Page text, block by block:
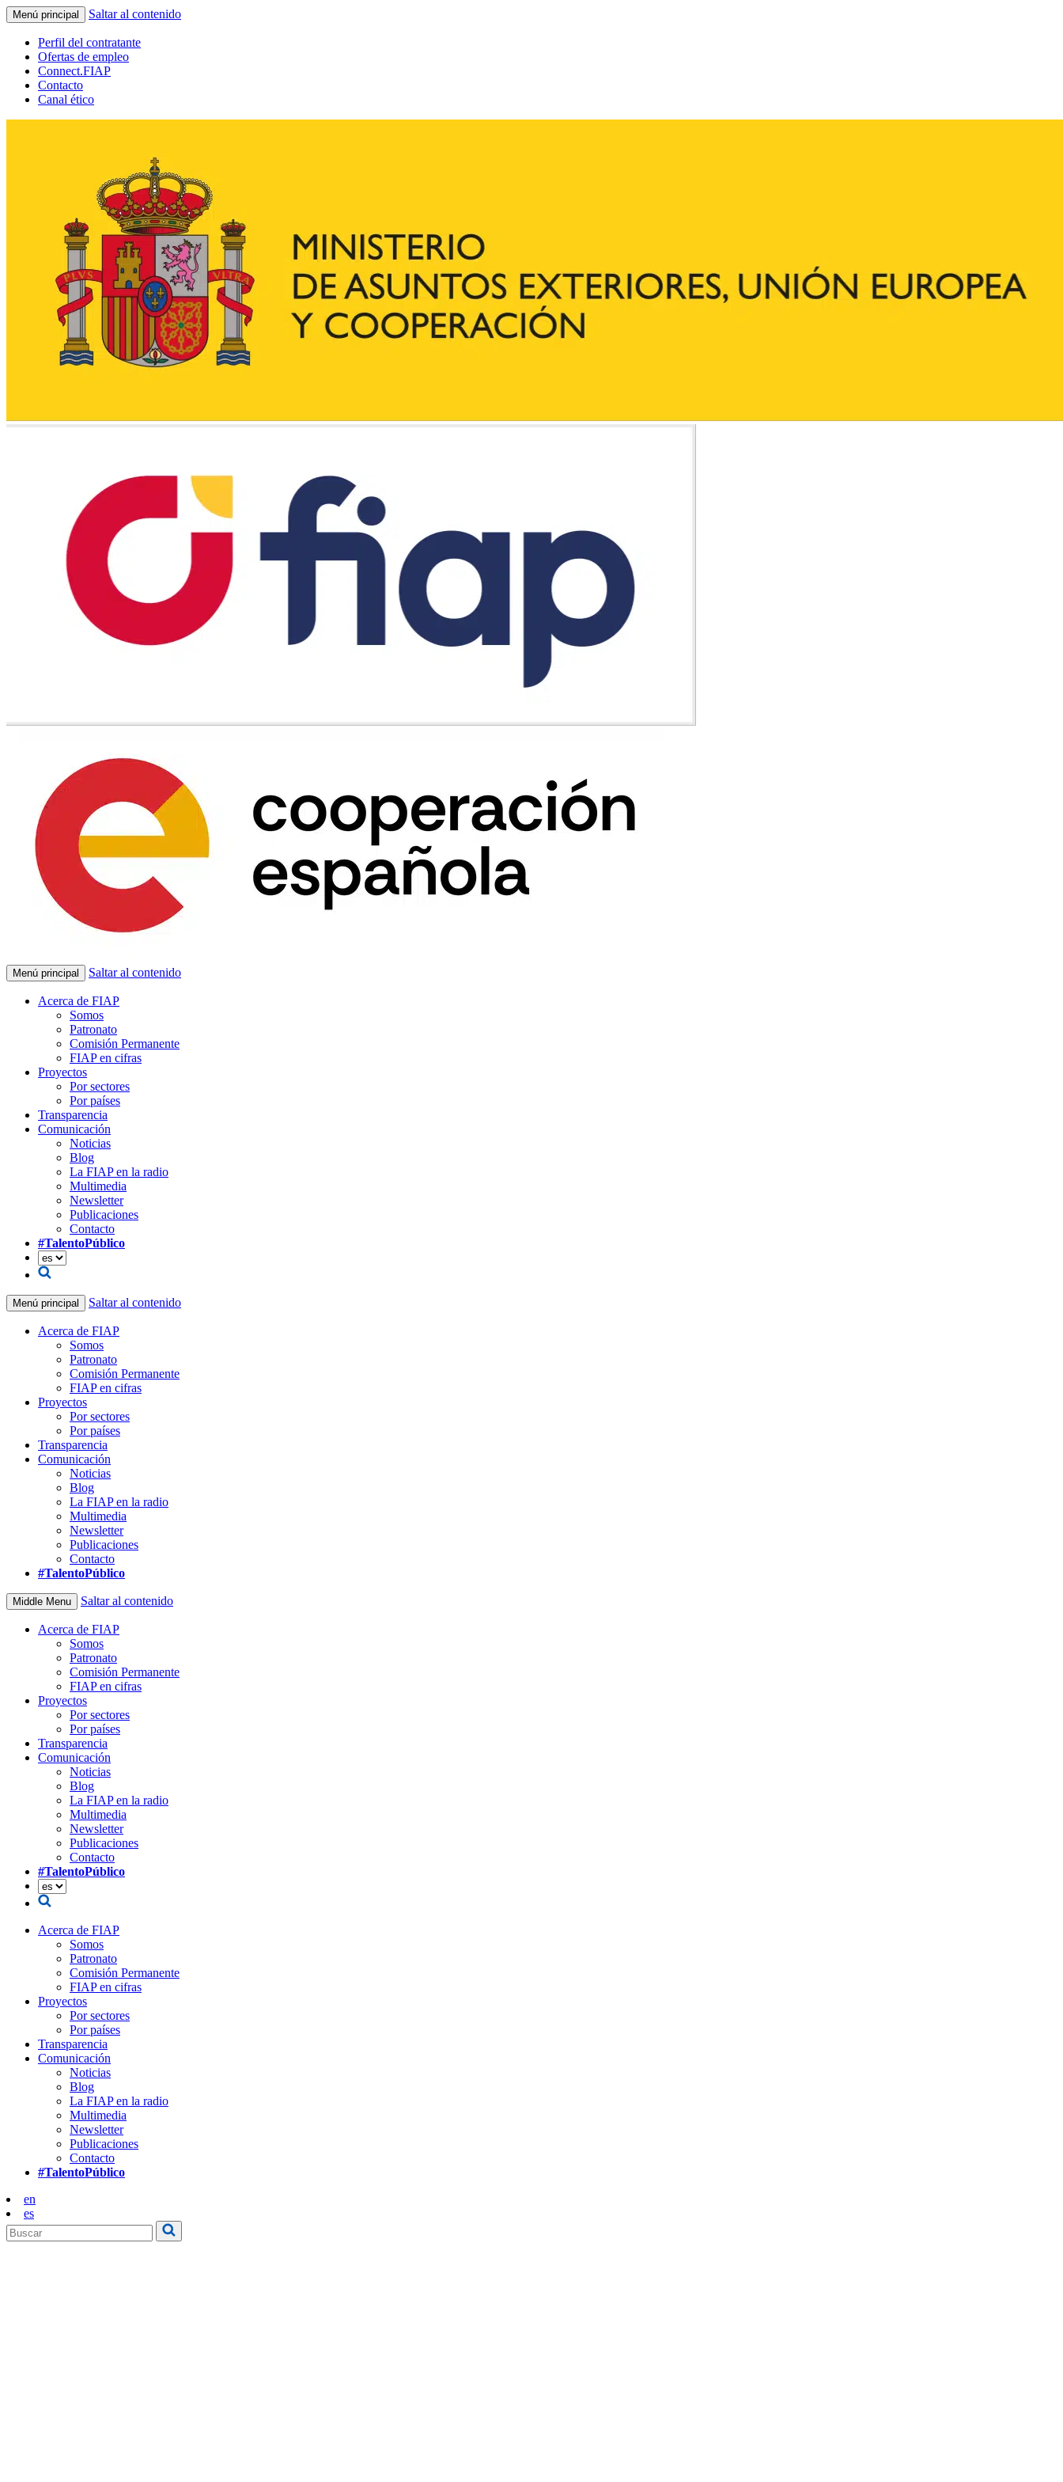
Menú principal Saltar al contenido
Perfil del contratante
Ofertas de empleo
Connect.FIAP
Contacto
Canal ético
Menú principal Saltar al contenido
Acerca de FIAP
Somos
Patronato
Comisión Permanente
FIAP en cifras
Proyectos
Por sectores
Por países
Transparencia
Comunicación
Noticias
Blog
La FIAP en la radio
Multimedia
Newsletter
Publicaciones
Contacto
#TalentoPúblico
Menú principal Saltar al contenido
Acerca de FIAP
Somos
Patronato
Comisión Permanente
FIAP en cifras
Proyectos
Por sectores
Por países
Transparencia
Comunicación
Noticias
Blog
La FIAP en la radio
Multimedia
Newsletter
Publicaciones
Contacto
#TalentoPúblico
Middle Menu Saltar al contenido
Acerca de FIAP
Somos
Patronato
Comisión Permanente
FIAP en cifras
Proyectos
Por sectores
Por países
Transparencia
Comunicación
Noticias
Blog
La FIAP en la radio
Multimedia
Newsletter
Publicaciones
Contacto
#TalentoPúblico
Acerca de FIAP
Somos
Patronato
Comisión Permanente
FIAP en cifras
Proyectos
Por sectores
Por países
Transparencia
Comunicación
Noticias
Blog
La FIAP en la radio
Multimedia
Newsletter
Publicaciones
Contacto
#TalentoPúblico
en
es